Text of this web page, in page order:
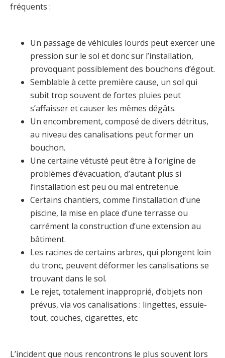
fréquents :
Un passage de véhicules lourds peut exercer une
pression sur le sol et donc sur l’installation,
provoquant possiblement des bouchons d’égout.
Semblable à cette première cause, un sol qui
subit trop souvent de fortes pluies peut
s’affaisser et causer les mêmes dégâts.
Un encombrement, composé de divers détritus,
au niveau des canalisations peut former un
bouchon.
Une certaine vétusté peut être à l’origine de
problèmes d’évacuation, d’autant plus si
l’installation est peu ou mal entretenue.
Certains chantiers, comme l’installation d’une
piscine, la mise en place d’une terrasse ou
carrément la construction d’une extension au
bâtiment.
Les racines de certains arbres, qui plongent loin
du tronc, peuvent déformer les canalisations se
trouvant dans le sol.
Le rejet, totalement inapproprié, d’objets non
prévus, via vos canalisations : lingettes, essuie-
tout, couches, cigarettes, etc
L’incident que nous rencontrons le plus souvent lors